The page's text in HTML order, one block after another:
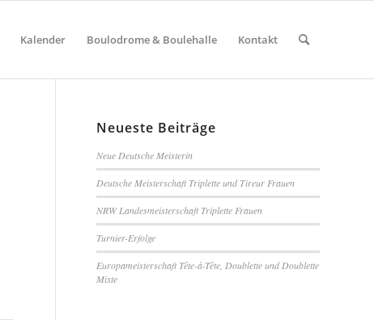
Kalender Boulodrome & Boulehalle Kontakt
Neueste Beiträge
Neue Deutsche Meisterin
Deutsche Meisterschaft Triplette und Tireur Frauen
NRW Landesmeisterschaft Triplette Frauen
Turnier-Erfolge
Europameisterschaft Tête-à-Tête, Doublette und Doublette
Mixte